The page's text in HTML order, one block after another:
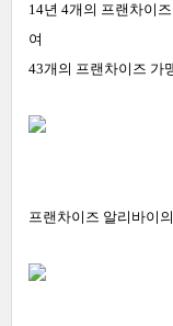
14년 4개의 프랜차이
여
43개의 프랜차이즈 가
프랜차이즈 알리바이